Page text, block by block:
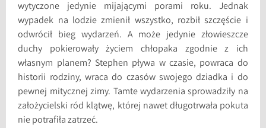
wytyczone jedynie mijającymi porami roku. Jednak
wypadek na lodzie zmienił wszystko, rozbił szczęście i
odwrócił bieg wydarzeń. A może jedynie złowieszcze
duchy pokierowały życiem chłopaka zgodnie z ich
własnym planem? Stephen pływa w czasie, powraca do
historii rodziny, wraca do czasów swojego dziadka i do
pewnej mitycznej zimy. Tamte wydarzenia sprowadziły na
założycielski ród klątwę, której nawet długotrwała pokuta
nie potrafiła zatrzeć.